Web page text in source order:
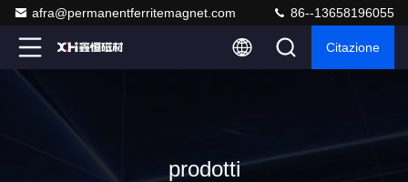
afra@permanentferritemagnet.com 86--13658196055
Citazione
prodotti